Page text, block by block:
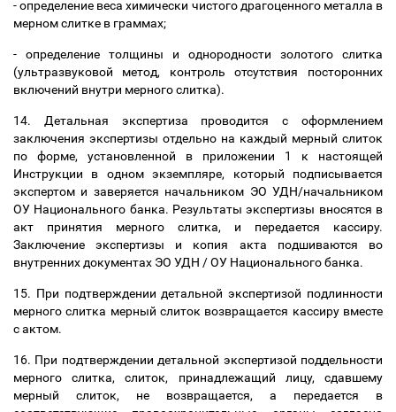
- определение веса химически чистого драгоценного металла в
мерном слитке в граммах;
- определение толщины и однородности золотого слитка
(ультразвуковой метод, контроль отсутствия посторонних
включений внутри мерного слитка).
14. Детальная экспертиза проводится с оформлением
заключения экспертизы отдельно на каждый мерный слиток
по форме, установленной в приложении 1 к настоящей
Инструкции в одном экземпляре, который подписывается
экспертом и заверяется начальником ЭО УДН/начальником
ОУ Национального банка. Результаты экспертизы вносятся в
акт принятия мерного слитка, и передается кассиру.
Заключение экспертизы и копия акта подшиваются во
внутренних документах ЭО УДН / ОУ Национального банка.
15. При подтверждении детальной экспертизой подлинности
мерного слитка мерный слиток возвращается кассиру вместе
с актом.
16. При подтверждении детальной экспертизой поддельности
мерного слитка, слиток, принадлежащий лицу, сдавшему
мерный слиток, не возвращается, а передается в